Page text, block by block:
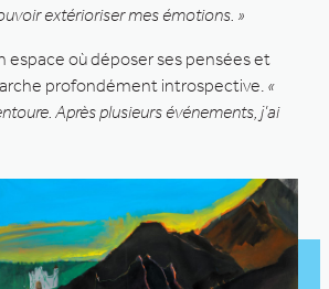
extérioriser mes émotions. »
espace où déposer ses pensées et
profondément introspective. «
Après plusieurs événements, j’ai